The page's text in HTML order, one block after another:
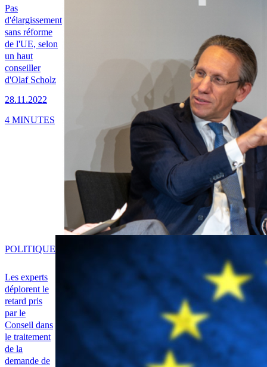
Pas
d'élargissement
sans réforme
de l'UE, selon
un haut
conseiller
d'Olaf Scholz
28.11.2022
4 MINUTES
Les experts
déplorent le
retard pris
par le
Conseil dans
le traitement
de la
demande de
POLITIQUE